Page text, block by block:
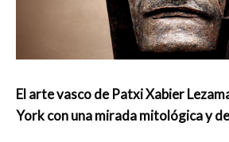
El arte vasco de Patxi Xabier
York con una mirada mitológica y